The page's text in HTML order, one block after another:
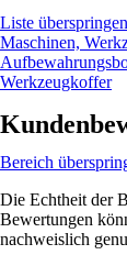
Liste überspringen
Maschinen,
Werkzeugkoffer
Bereich
Die Echtheit der
Bewertungen
nachweislich